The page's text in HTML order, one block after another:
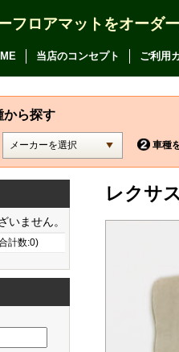
フロアマットをオーダ
当店のコンセプト ご利用
から探す
車種
レクサ
いません。
計数:0)